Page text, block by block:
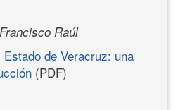
Raúl
de Veracruz: una
(PDF)